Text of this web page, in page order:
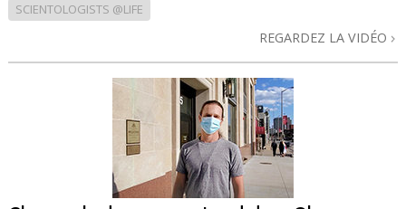
SCIENTOLOGISTS @LIFE
REGARDEZ LA VIDÉO